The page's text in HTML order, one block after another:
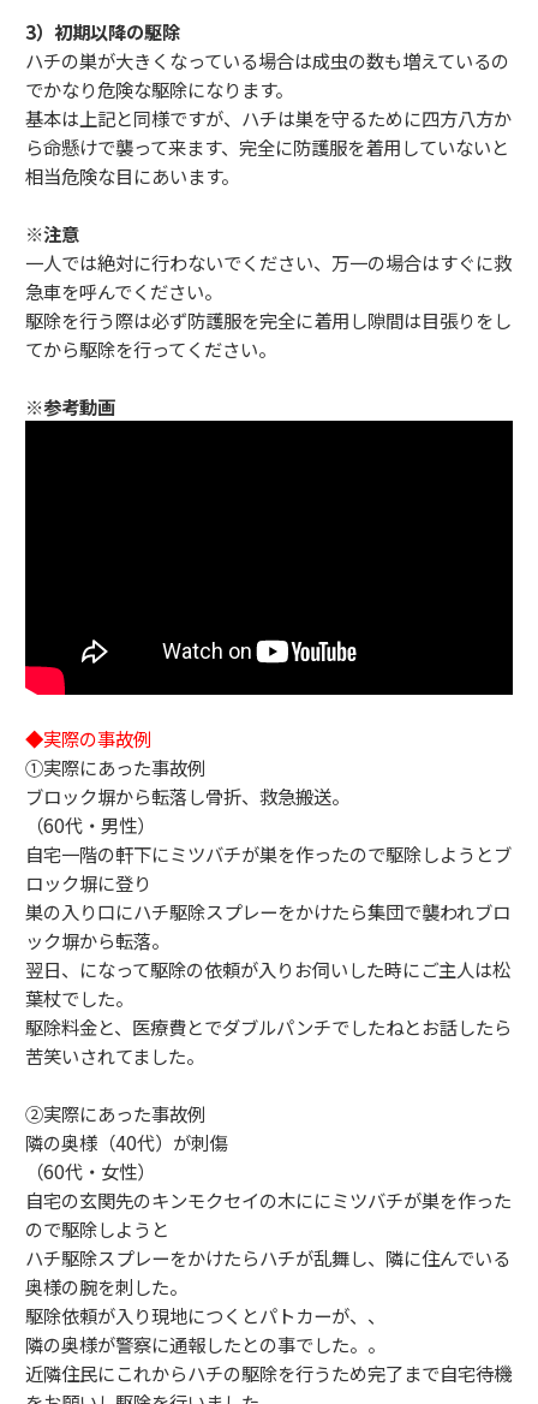
3）初期以降の駆除
ハチの巣が大きくなっている場合は成虫の数も増えているの
でかなり危険な駆除になります。
基本は上記と同様ですが、ハチは巣を守るために四方八方か
ら命懸けで襲って来ます、完全に防護服を着用していないと
相当危険な目にあいます。
※注意
一人では絶対に行わないでください、万一の場合はすぐに救
急車を呼んでください。
駆除を行う際は必ず防護服を完全に着用し隙間は目張りをし
てから駆除を行ってください。
※参考動画
◆実際の事故例
①実際にあった事故例
ブロック塀から転落し骨折、救急搬送。
（60代・男性）
自宅一階の軒下にミツバチが巣を作ったので駆除しようとブ
ロック塀に登り
巣の入り口にハチ駆除スプレーをかけたら集団で襲われブロ
ック塀から転落。
翌日、になって駆除の依頼が入りお伺いした時にご主人は松
葉杖でした。
駆除料金と、医療費とでダブルパンチでしたねとお話したら
苦笑いされてました。
②実際にあった事故例
隣の奥様（40代）が刺傷
（60代・女性）
自宅の玄関先のキンモクセイの木ににミツバチが巣を作った
ので駆除しようと
ハチ駆除スプレーをかけたらハチが乱舞し、隣に住んでいる
奥様の腕を刺した。
駆除依頼が入り現地につくとパトカーが、、
隣の奥様が警察に通報したとの事でした。。
近隣住民にこれからハチの駆除を行うため完了まで自宅待機